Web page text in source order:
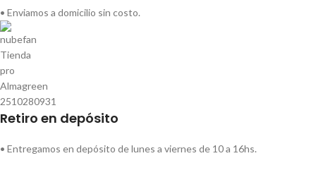
• Enviamos a domicilio sin costo.
Retiro en depósito
• Entregamos en depósito de lunes a viernes de 10 a 16hs.